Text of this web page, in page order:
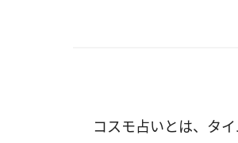
コスモ占いとは、タ